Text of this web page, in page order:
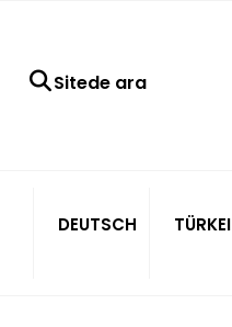
Sitede ara
DEUTSCH TÜRKEI